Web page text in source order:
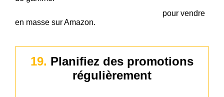
pour vendre
en masse sur Amazon.
19. Planifiez des promotions
régulièrement